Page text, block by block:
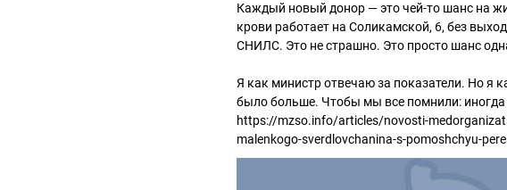
Каждый новый донор — это чей-то шанс на
крови работает на Соликамской, 6, без
СНИЛС. Это не страшно. Это просто шанс
Я как министр отвечаю за показатели. Но я
было больше. Чтобы мы все помнили:
https://mzso.info/articles/novosti-
malenkogo-sverdlovchanina-s-pomoshchyu-